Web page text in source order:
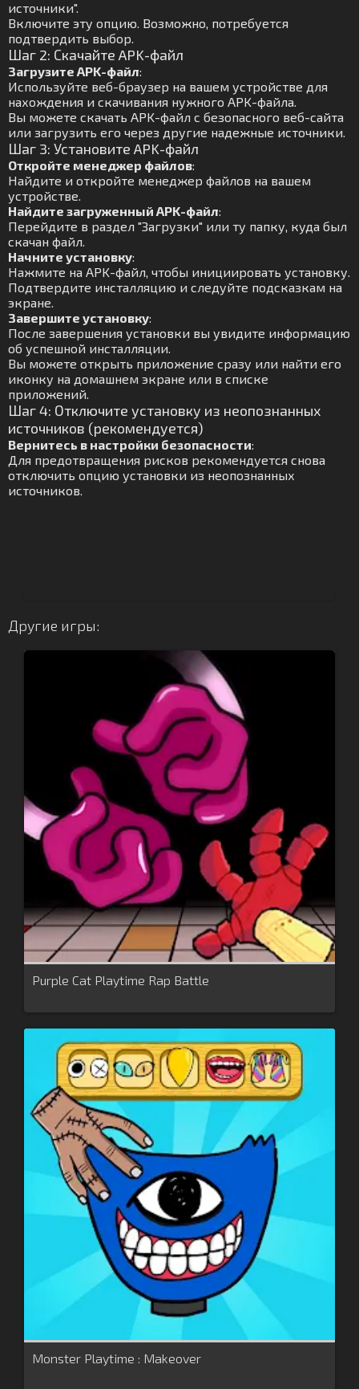
источники".
Включите эту опцию. Возможно, потребуется
подтвердить выбор.
Шаг 2: Скачайте APK-файл
Загрузите APK-файл:
Используйте веб-браузер на вашем устройстве для
нахождения и скачивания нужного APK-файла.
Вы можете скачать APK-файл с безопасного веб-сайта
или загрузить его через другие надежные источники.
Шаг 3: Установите APK-файл
Откройте менеджер файлов:
Найдите и откройте менеджер файлов на вашем
устройстве.
Найдите загруженный APK-файл:
Перейдите в раздел "Загрузки" или ту папку, куда был
скачан файл.
Начните установку:
Нажмите на APK-файл, чтобы инициировать установку.
Подтвердите инсталляцию и следуйте подсказкам на
экране.
Завершите установку:
После завершения установки вы увидите информацию
об успешной инсталляции.
Вы можете открыть приложение сразу или найти его
иконку на домашнем экране или в списке
приложений.
Шаг 4: Отключите установку из неопознанных
источников (рекомендуется)
Вернитесь в настройки безопасности:
Для предотвращения рисков рекомендуется снова
отключить опцию установки из неопознанных
источников.
Другие игры:
Purple Cat Playtime Rap Battle
Monster Playtime : Makeover